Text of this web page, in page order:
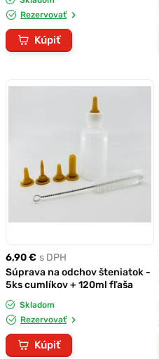
Rezervovať
Kúpiť
6,90 € s DPH
Súprava na odchov šteniatok -
5ks cumlíkov + 120ml fľaša
Skladom
Rezervovať
Kúpiť